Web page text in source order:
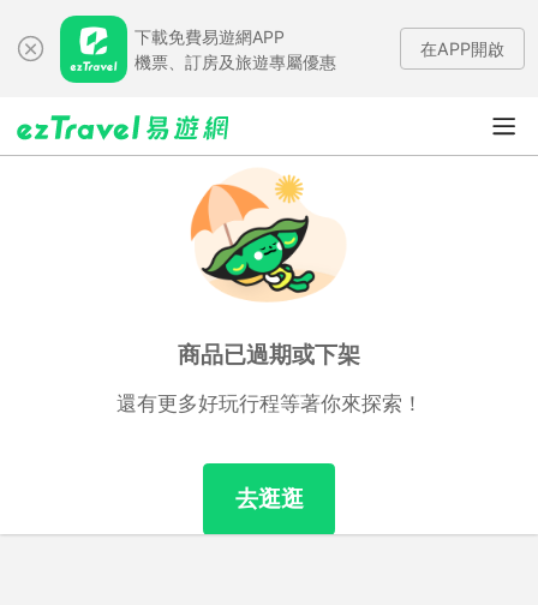
下載免費易遊網APP
機票、訂房及旅遊專屬優惠
在APP開啟
商品已過期或下架
還有更多好玩行程等著你來探索！
去逛逛